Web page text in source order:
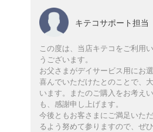
キテコサポート担当
この度は、当店キテコをご利用
うございます。
お父さまがデイサービス用にお
喜んでいただけたとのことで、
います。またのご購入をお考え
も、感謝申し上げます。
今後ともお客さまにご満足いた
るよう努めて参りますので、ぜ